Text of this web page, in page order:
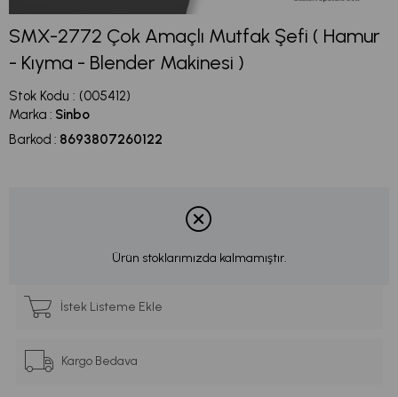
SMX-2772 Çok Amaçlı Mutfak Şefi ( Hamur
- Kıyma - Blender Makinesi )
Stok Kodu
(005412)
Marka : Sinbo
Barkod : 8693807260122
Ürün stoklarımızda kalmamıştır.
İstek Listeme Ekle
Kargo Bedava